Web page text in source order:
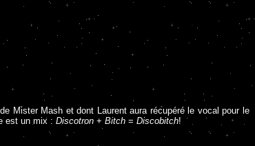
Mister Mash et dont Laurent aura récupéré le vocal pour le
est un mix : Discotron + Bitch = Discobitch!